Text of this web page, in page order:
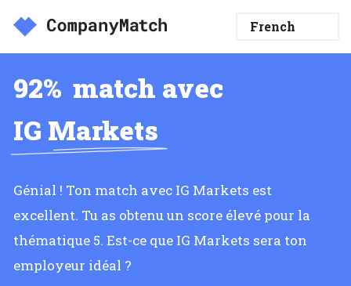
92% match avec
IG Markets
Génial ! Ton match avec IG Markets est
excellent. Tu as obtenu un score élevé pour la
thématique 5. Est-ce que IG Markets sera ton
employeur idéal ?